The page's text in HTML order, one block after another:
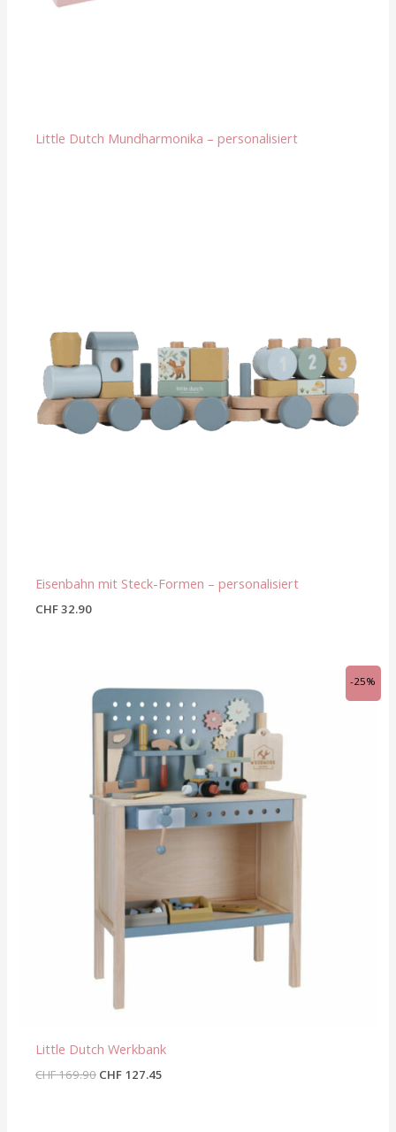
Little Dutch Mundharmonika – personalisiert
Eisenbahn mit Steck-Formen – personalisiert
CHF32.90
-25%
Little Dutch Werkbank
CHF169.90
Preis
war:
CHF 169.90
CHF127.45
Preis
ist:
CHF 127.45.